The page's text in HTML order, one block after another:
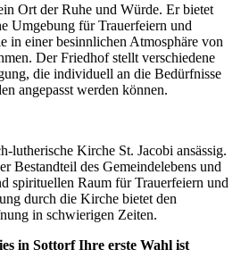
Ort der Ruhe und Würde. Er bietet
Umgebung für Trauerfeiern und
in einer besinnlichen Atmosphäre von
Der Friedhof stellt verschiedene
die individuell an die Bedürfnisse
angepasst werden können.
lutherische Kirche St. Jacobi ansässig.
Bestandteil des Gemeindelebens und
spirituellen Raum für Trauerfeiern und
durch die Kirche bietet den
in schwierigen Zeiten.
in Sottorf Ihre erste Wahl ist